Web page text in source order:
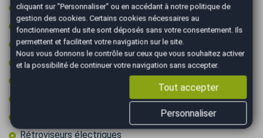
Kit de gonflage (sans roue de secours)
Limiteur de vitesse
Ordinateur de bord
Pack cuir
Rétroviseurs électriques
cliquant sur "Personnaliser" ou en accédant à notre politique de
gestion des cookies. Certains cookies nécessaires au
fonctionnement du site sont déposés sans votre consentement. Ils
permettent et facilitent votre navigation sur le site.
Nous vous donnons le contrôle sur ceux que vous souhaitez activer
et la possibilité de continuer votre navigation sans accepter.
Tout accepter
Personnaliser